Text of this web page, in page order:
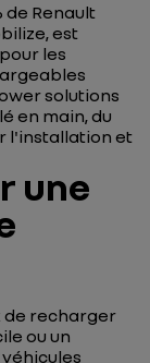
de Renault
est
les
solutions
en main, du
l'installation et
une
de recharger
ou un